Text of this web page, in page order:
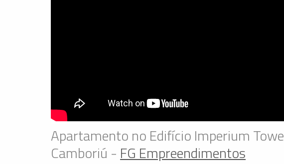
Apartamento no Edifício Imperium
Camboriú - FG Empreendimentos